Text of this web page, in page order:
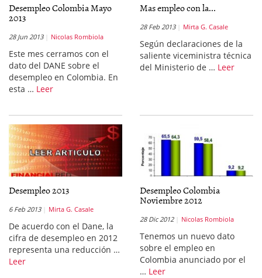
Desempleo Colombia Mayo
2013
28 Jun 2013 Nicolas Rombiola
Este mes cerramos con el
dato del DANE sobre el
desempleo en Colombia. En
esta … Leer
Mas empleo con la...
28 Feb 2013 Mirta G. Casale
Según declaraciones de la
saliente viceministra técnica
del Ministerio de … Leer
Desempleo 2013
6 Feb 2013 Mirta G. Casale
De acuerdo con el Dane, la
cifra de desempleo en 2012
representa una reducción …
Leer
Desempleo Colombia
Noviembre 2012
28 Dic 2012 Nicolas Rombiola
Tenemos un nuevo dato
sobre el empleo en
Colombia anunciado por el
… Leer